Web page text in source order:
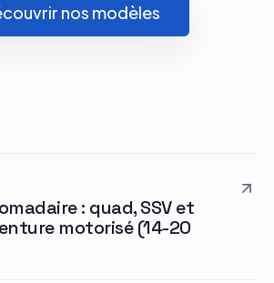
nos modèles
: quad, SSV et
motorisé (14-20